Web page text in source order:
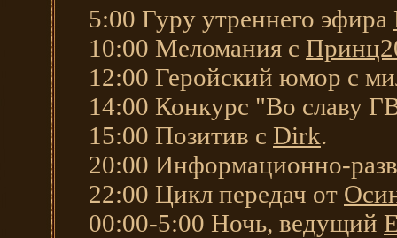
5:00 Гуру утреннего эфира
10:00 Меломания с
12:00 Геройский юмор с
14:00 Конкурс "Во славу
15:00 Позитив с Dirk.
20:00 Информационно-
22:00 Цикл передач от
00:00-5:00 Ночь, ведущий